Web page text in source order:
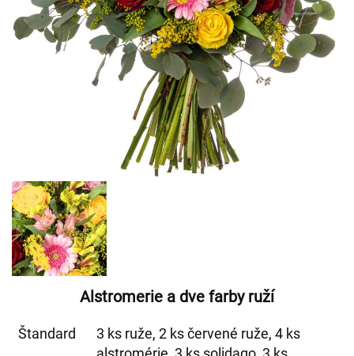
Alstromerie a dve farby ruží
Štandard
3 ks ruže, 2 ks červené ruže, 4 ks